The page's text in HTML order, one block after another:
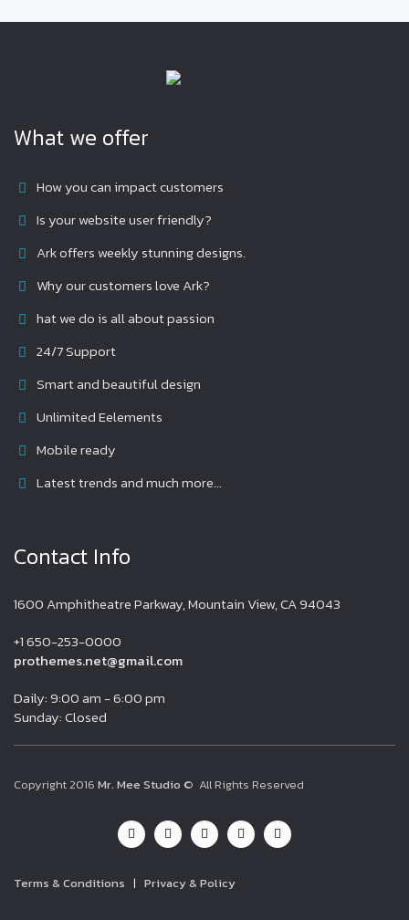
What we offer
How you can impact customers
Is your website user friendly?
Ark offers weekly stunning designs.
Why our customers love Ark?
hat we do is all about passion
24/7 Support
Smart and beautiful design
Unlimited Eelements
Mobile ready
Latest trends and much more...
Contact Info
1600 Amphitheatre Parkway, Mountain View, CA 94043
+1 650-253-0000
prothemes.net@gmail.com
Daily: 9:00 am - 6:00 pm
Sunday: Closed
Copyright 2016 Mr. Mee Studio © All Rights Reserved
Terms & Conditions | Privacy & Policy